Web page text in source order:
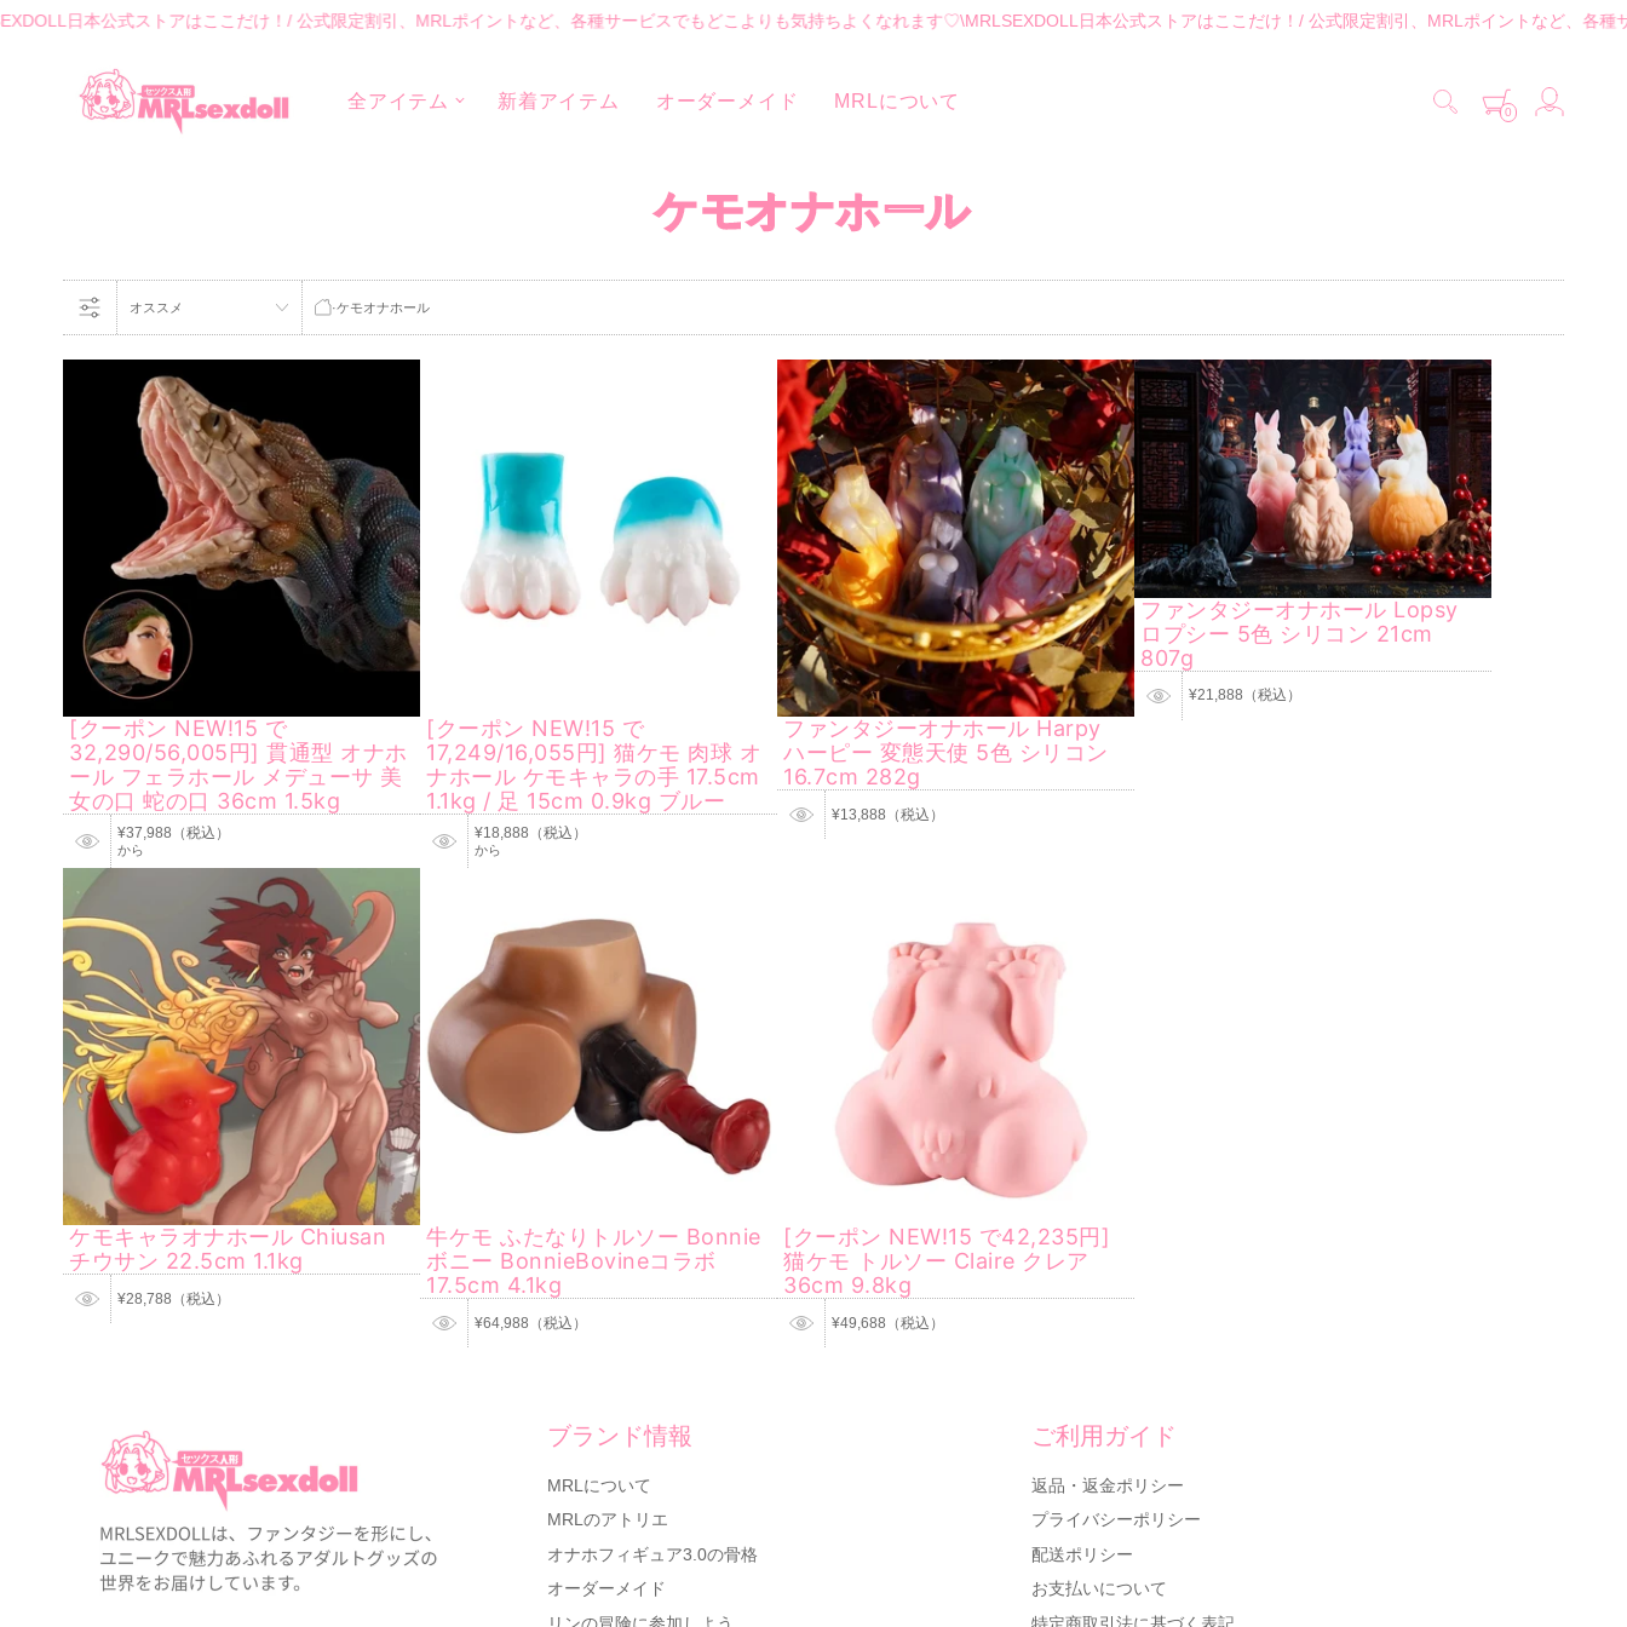
日本公式ストアはここだけ！/ 公式限定割引、MRLポイントなど、各種サービスでもどこよりも気持ちよくなれます♡\MRLSEXDOLL日本公式ストアはここだけ！/ 公式限定割引、MRLポイントなど、各種サー
全アイテム 新着アイテム オーダーメイド MRLについて
0
ケモオナホール
オススメ ホーム
·ケモオナホール
[クーポン NEW!15 で
32,290/56,005円] 貫通型 オナホ
ール フェラホール メデューサ 美
女の口 蛇の口 36cm 1.5kg
¥37,988（税込）
から
[クーポン NEW!15 で
17,249/16,055円] 猫ケモ 肉球 オ
ナホール ケモキャラの手 17.5cm
1.1kg / 足 15cm 0.9kg ブルー
¥18,888（税込）
から
ファンタジーオナホール Harpy
ハーピー 変態天使 5色 シリコン
16.7cm 282g
¥13,888（税込）
ファンタジーオナホール Lopsy
ロプシー 5色 シリコン 21cm
807g
¥21,888（税込）
ケモキャラオナホール Chiusan
チウサン 22.5cm 1.1kg
¥28,788（税込）
牛ケモ ふたなりトルソー Bonnie
ボニー BonnieBovineコラボ
17.5cm 4.1kg
¥64,988（税込）
[クーポン NEW!15 で42,235円]
猫ケモ トルソー Claire クレア
36cm 9.8kg
¥49,688（税込）
ブランド情報
MRLについて
MRLのアトリエ
オナホフィギュア3.0の骨格
オーダーメイド
リンの冒険に参加しよう
ご利用ガイド
返品・返金ポリシー
プライバシーポリシー
配送ポリシー
お支払いについて
特定商取引法に基づく表記